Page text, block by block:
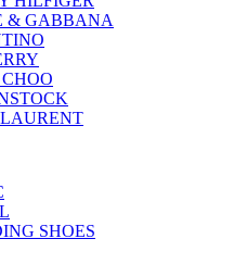
& GABBANA
SHOES